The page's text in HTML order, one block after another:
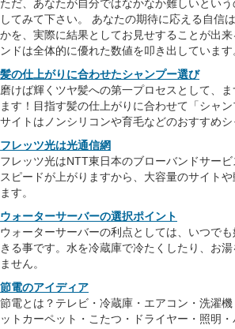
ただ、あなたが自分ではなかなか難しいとい
してみて下さい。 あなたの期待に応える自信
かを、実際に結果としてお見せすることが出
ンドは全体的に優れた数値を叩き出していま
髪の仕上がりに合わせたシャンプー選び
磨けば輝くツヤ髪への第一プロセスとして、
ます！目指す髪の仕上がりに合わせて「シャ
サイトはノンシリコンや育毛などのおすすめシ
フレッツ光は光通信網
フレッツ光はNTT東日本のブローバンドサー
スピードが上がりますから、大容量のサイト
ます。
ウォーターサーバーの選択ポイント
ウォーターサーバーの利点としては、いつで
きる事です。水を冷蔵庫で冷たくしたり、お
ません。
節電のアイディア
節電とは？テレビ・冷蔵庫・エアコン・洗濯
ットカーペット・こたつ・ドライヤー・照明・